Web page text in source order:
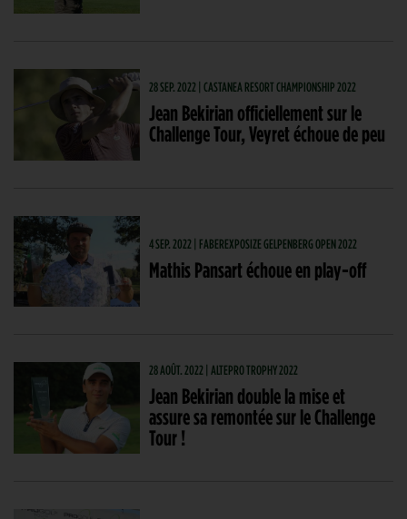
28 SEP. 2022 | CASTANEA RESORT CHAMPIONSHIP 2022
Jean Bekirian officiellement sur le
Challenge Tour, Veyret échoue de peu
4 SEP. 2022 | FABEREXPOSIZE GELPENBERG OPEN 2022
Mathis Pansart échoue en play-off
28 AOÛT. 2022 | ALTEPRO TROPHY 2022
Jean Bekirian double la mise et
assure sa remontée sur le Challenge
Tour !